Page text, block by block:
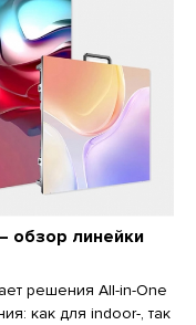
обзор линейки
решения All-in-One
как для indoor-, так